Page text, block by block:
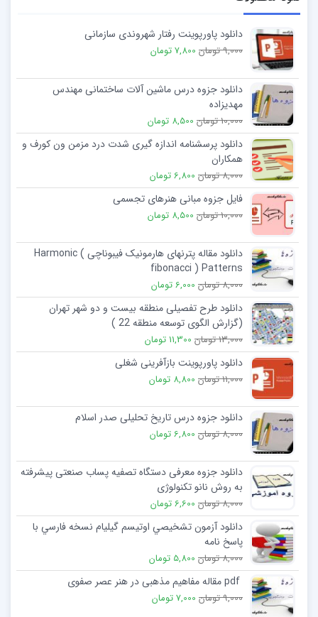
عود معتادان: بیشتر ناشی از ناتوانی در پرهیز از مواد است تا
نشانی از عدم صداقت یا فریبکاری
دانلود پاورپوینت رفتار شهروندی سازمانی
9,000 تومان 7,800 تومان
دانلود جزوه درس ماشین آلات ساختمانی مهندس
مهدیزاده
10,000 تومان 8,500 تومان
دانلود پرسشنامه اندازه گیری شدت درد مزمن ون کورف و
همکاران
8,000 تومان 6,800 تومان
فایل جزوه مبانی هنرهای تجسمی
10,000 تومان 8,500 تومان
دانلود مقاله پترنھای ھارمونیک فیبوناچی Harmonic (
fibonacci ) Patterns
8,000 تومان 6,000 تومان
دانلود طرح تفصیلی منطقه بیست و دو شهر تهران
(گزارش الگوی توسعه منطقه 22 )
13,000 تومان 11,300 تومان
دانلود پاورپوینت بازآفرینی شغلی
11,000 تومان 8,800 تومان
دانلود جزوه درس تاریخ تحلیلی صدر اسلام
8,000 تومان 6,800 تومان
دانلود جزوه معرفی دستگاه تصفيه پساب صنعتی پيشرفته
به روش نانو تکنولوژی
8,000 تومان 6,600 تومان
دانلود آزمون تشخيصي اوتيسم گيليام نسخه فارسي با
پاسخ نامه
8,000 تومان 5,800 تومان
9,000 تومان 7,000 تومان